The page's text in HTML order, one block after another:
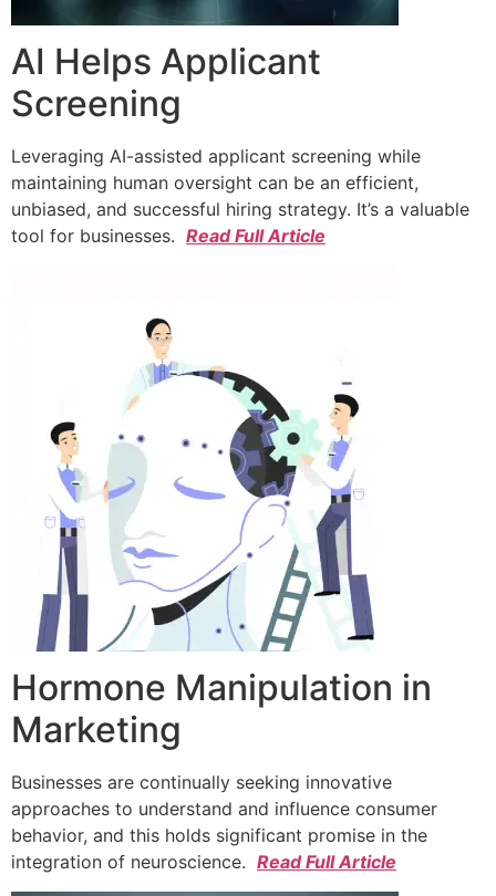
AI Helps Applicant
Screening
Leveraging AI-assisted applicant screening while
maintaining human oversight can be an efficient,
unbiased, and successful hiring strategy. It’s a valuable
tool for businesses. Read Full Article
Hormone Manipulation in
Marketing
Businesses are continually seeking innovative
approaches to understand and influence consumer
behavior, and this holds significant promise in the
integration of neuroscience. Read Full Article